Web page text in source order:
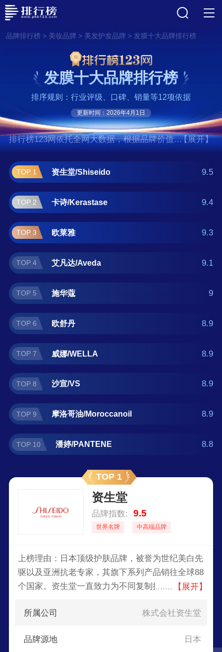
品牌排行榜> 美妆品牌 > 美发护发品牌 > 发膜十大品牌排行榜
发膜十大品牌排行榜
排序规则：行业评级、口碑、销量等12项依据
更新时间：2026年4月1日
排行榜123网依托全网大数据，根据品牌价值、
口碑评价等多项指数评选出了发膜十大品牌排
行榜,前十名分别是资生堂/Shiseido、卡
诗/Kerastase、欧莱雅、艾凡达/Aveda、施华
蔻、欧舒丹、威娜/WELLA、沙宣/VS、摩洛哥
油/Moroccanoil、潘婷/PANTENE。如果您正在
查找发膜什么牌子好？那么本发膜十大品牌榜
单可供您作为选购参考，我们致力于用最真实
的用户数据推荐口碑最好的发膜品牌，让您选
得放心。(榜单每月更新一次)
【展开】
TOP 1 资生堂/Shiseido 9.5
TOP 2 卡诗/Kerastase 9.4
TOP 3 欧莱雅 9.3
TOP 4 艾凡达/Aveda 9.1
TOP 5 施华蔻 9
TOP 6 欧舒丹 8.9
TOP 7 威娜/WELLA 8.9
TOP 8 沙宣/VS 8.9
TOP 9 摩洛哥油/Moroccanoil 8.9
TOP 10 潘婷/PANTENE 8.8
TOP 1
资生堂
品牌指数: 9.5
世界名牌 中高端品牌
上榜理由：日本顶级护肤品牌，被誉为世纪美白先
驱以及亚洲抗老专家，其旗下系列产品销往全球88
个国家。资生堂一直致力为不同复制提供专业的护
【展开】
所属公司 株式会社资生堂
品牌源地 日本